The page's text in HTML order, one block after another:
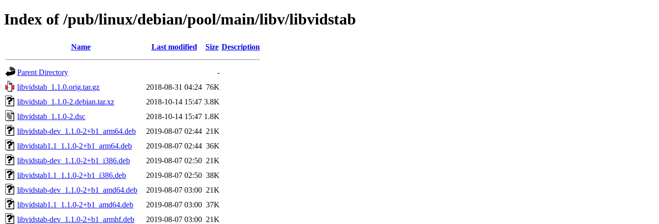
Index of /pub/linux/debian/pool/main/libv/libvidstab
Name Last modified Size Description
Parent Directory
-
libvidstab_1.1.0.orig.tar.gz
2018-08-31 04:24 76K
libvidstab_1.1.0-2.debian.tar.xz
2018-10-14 15:47 3.8K
libvidstab_1.1.0-2.dsc
2018-10-14 15:47 1.8K
libvidstab-dev_1.1.0-2+b1_arm64.deb
2019-08-07 02:44 21K
libvidstab1.1_1.1.0-2+b1_arm64.deb
2019-08-07 02:44 36K
libvidstab-dev_1.1.0-2+b1_i386.deb
2019-08-07 02:50 21K
libvidstab1.1_1.1.0-2+b1_i386.deb
2019-08-07 02:50 38K
libvidstab-dev_1.1.0-2+b1_amd64.deb
2019-08-07 03:00 21K
libvidstab1.1_1.1.0-2+b1_amd64.deb
2019-08-07 03:00 37K
libvidstab-dev_1.1.0-2+b1_armhf.deb
2019-08-07 03:00 21K